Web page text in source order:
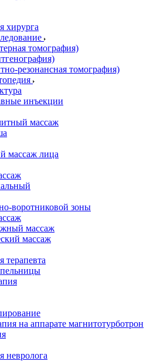
хирурга
томография)
резонансная томография)
инъекции
массаж
массаж лица
воротниковой зоны
массаж
массаж
терапевта
на аппарате магнитотурботрон
невролога